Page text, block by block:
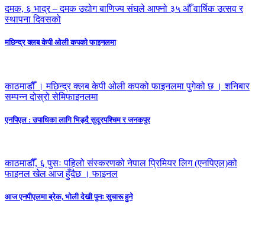
दमक, ६ भाद्र – दमक उद्योग बाणिज्य संघले आफ्नो ३५ औँ वार्षिक उत्सव र
स्थापना दिवसको
मछिन्द्र क्लब केपी ओली कपको फाइनलमा
काठमाडौँ । मछिन्द्र क्लब केपी ओली कपको फाइनलमा पुगेको छ । शनिबार
सम्पन्न दोस्रो सेमिफाइनलमा
एनपिएल : उपाधिका लागि भिड्दै सुदूरपश्चिम र जनकपुर
काठमाडौँ, ६ पुसः पहिलो संस्करणको नेपाल प्रिमियर लिग (एनपिएल)को
फाइनल खेल आज हुँदैछ । फाइनल
आज एनपीएलमा ब्रेक, भाेली देखी पुनः सुचारू हुने